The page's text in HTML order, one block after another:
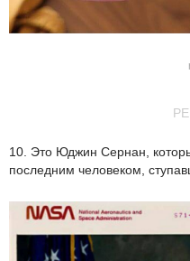
10. Это Юджин Сернан,
последним человеком,